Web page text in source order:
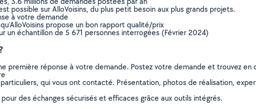
possible sur AlloVoisins, du plus petit besoin aux plus grands projets.
à votre demande
propose un bon rapport qualité/prix
un échantillon de 5 671 personnes interrogées (Février 2024)
première réponse à votre demande. Postez votre demande et trouvez
qui vous ont contacté. Présentation, photos de réalisation,
des échanges sécurisés et efficaces grâce aux outils intégrés.